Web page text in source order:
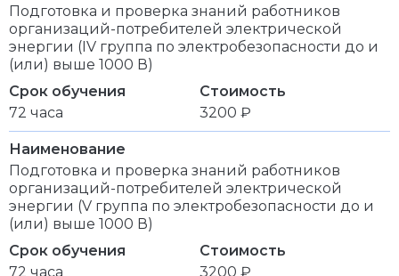
Подготовка и проверка знаний работников
организаций-потребителей электрической
энергии (IV группа по электробезопасности до и
(или) выше 1000 В)
Срок обучения
72 часа
Стоимость
3200 ₽
Наименование
Подготовка и проверка знаний работников
организаций-потребителей электрической
энергии (V группа по электробезопасности до и
(или) выше 1000 В)
Срок обучения
72 часа
Стоимость
3200 ₽